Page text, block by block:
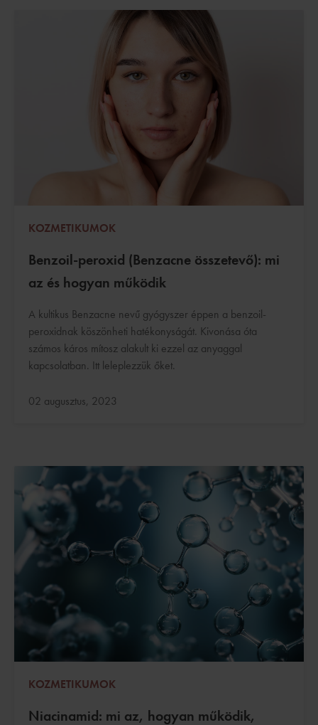
KOZMETIKUMOK
Benzoil-peroxid (Benzacne összetevő): mi
az és hogyan működik
A kultikus Benzacne nevű gyógyszer éppen a benzoil-
peroxidnak köszönheti hatékonyságát. Kivonása óta
számos káros mítosz alakult ki ezzel az anyaggal
kapcsolatban. Itt leleplezzük őket.
Frissítve:
02 augusztus, 2023
KOZMETIKUMOK
Niacinamid: mi az, hogyan működik,